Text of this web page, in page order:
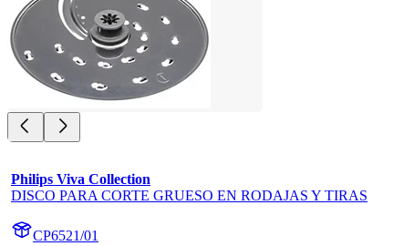
Philips Viva Collection
DISCO PARA CORTE GRUESO EN RODAJAS Y TIRAS
CP6521/01